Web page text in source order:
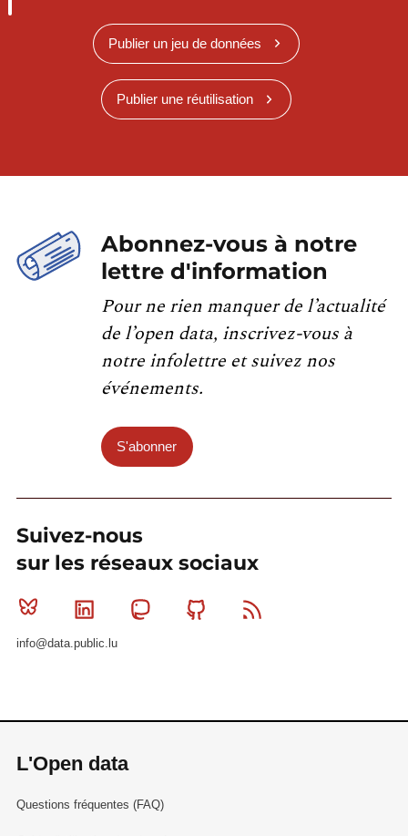
Publier un jeu de données
Publier une réutilisation
Abonnez-vous à notre
lettre d'information
Pour ne rien manquer de l’actualité
de l’open data, inscrivez-vous à
notre infolettre et suivez nos
événements.
S'abonner
Suivez-nous
sur les réseaux sociaux
Bluesky Linkedin MastodonGithub
info@data.public.lu
L'Open data
Questions fréquentes (FAQ)